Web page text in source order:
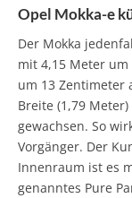
Opel Mokka-e
Der Mokka
mit 4,15 Meter
um 13 Zentimeter
Breite (1,79
gewachsen. So
Vorgänger. Der
Innenraum ist es
genanntes Pure